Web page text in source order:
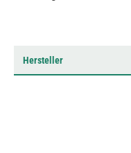
Hersteller